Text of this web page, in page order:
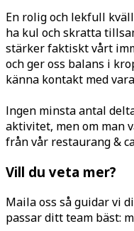
En rolig och lekfull
ha kul och skratta
stärker faktiskt vårt
och ger oss balans i
känna kontakt med
Ingen minsta antal
aktivitet, men om man
från vår restaurang &
Vill du veta mer?
Maila oss så guidar vi
passar ditt team bäst: